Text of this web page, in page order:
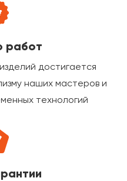
работ
достигается
наших мастеров и
технологий